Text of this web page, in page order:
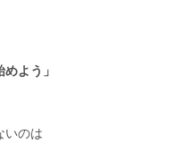
よう」
いのは